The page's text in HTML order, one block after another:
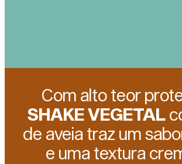
Com alto teor
SHAKE VEGETAL
de aveia traz um
e uma textura